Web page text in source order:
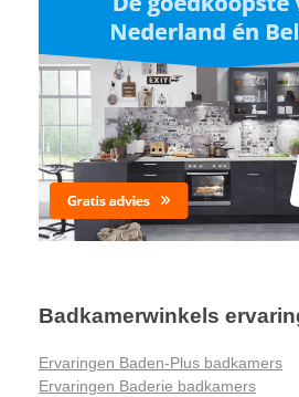
Badkamerwinkels
Ervaringen Baden-Plus badkamers
Ervaringen Baderie badkamers